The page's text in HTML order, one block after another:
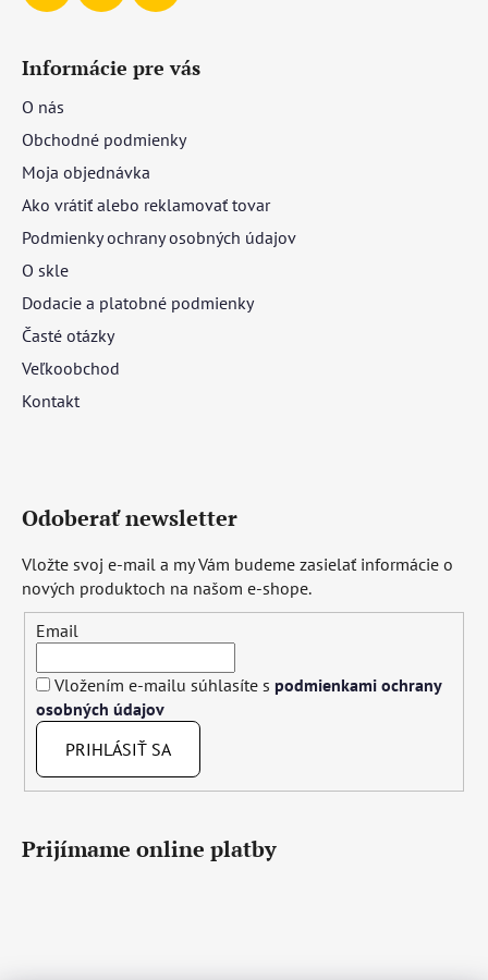
Informácie pre vás
O nás
Obchodné podmienky
Moja objednávka
Ako vrátiť alebo reklamovať tovar
Podmienky ochrany osobných údajov
O skle
Dodacie a platobné podmienky
Časté otázky
Veľkoobchod
Kontakt
Odoberať newsletter
Vložte svoj e-mail a my Vám budeme zasielať informácie o
nových produktoch na našom e-shope.
Email
Vložením e-mailu súhlasíte s podmienkami ochrany
osobných údajov
PRIHLÁSIŤ SA
Prijímame online platby